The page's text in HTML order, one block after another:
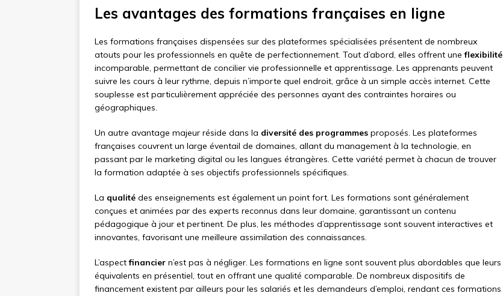
Les avantages des formations françaises en ligne
Les formations françaises dispensées sur des plateformes spécialisées présentent de nombreux
atouts pour les professionnels en quête de perfectionnement. Tout d’abord, elles offrent uneflexibilité
incomparable, permettant de concilier vie professionnelle et apprentissage. Les apprenants peuvent
suivre les cours à leur rythme, depuis n’importe quel endroit, grâce à un simple accès internet. Cette
souplesse est particulièrement appréciée des personnes ayant des contraintes horaires ou
géographiques.
Un autre avantage majeur réside dans la diversité des programmes proposés. Les plateformes
françaises couvrent un large éventail de domaines, allant du management à la technologie, en
passant par le marketing digital ou les langues étrangères. Cette variété permet à chacun de trouver
la formation adaptée à ses objectifs professionnels spécifiques.
La qualité des enseignements est également un point fort. Les formations sont généralement
conçues et animées par des experts reconnus dans leur domaine, garantissant un contenu
pédagogique à jour et pertinent. De plus, les méthodes d’apprentissage sont souvent interactives et
innovantes, favorisant une meilleure assimilation des connaissances.
L’aspectfinancier n’est pas à négliger. Les formations en ligne sont souvent plus abordables que leurs
équivalents en présentiel, tout en offrant une qualité comparable. De nombreux dispositifs de
financement existent par ailleurs pour les salariés et les demandeurs d’emploi, rendant ces formations